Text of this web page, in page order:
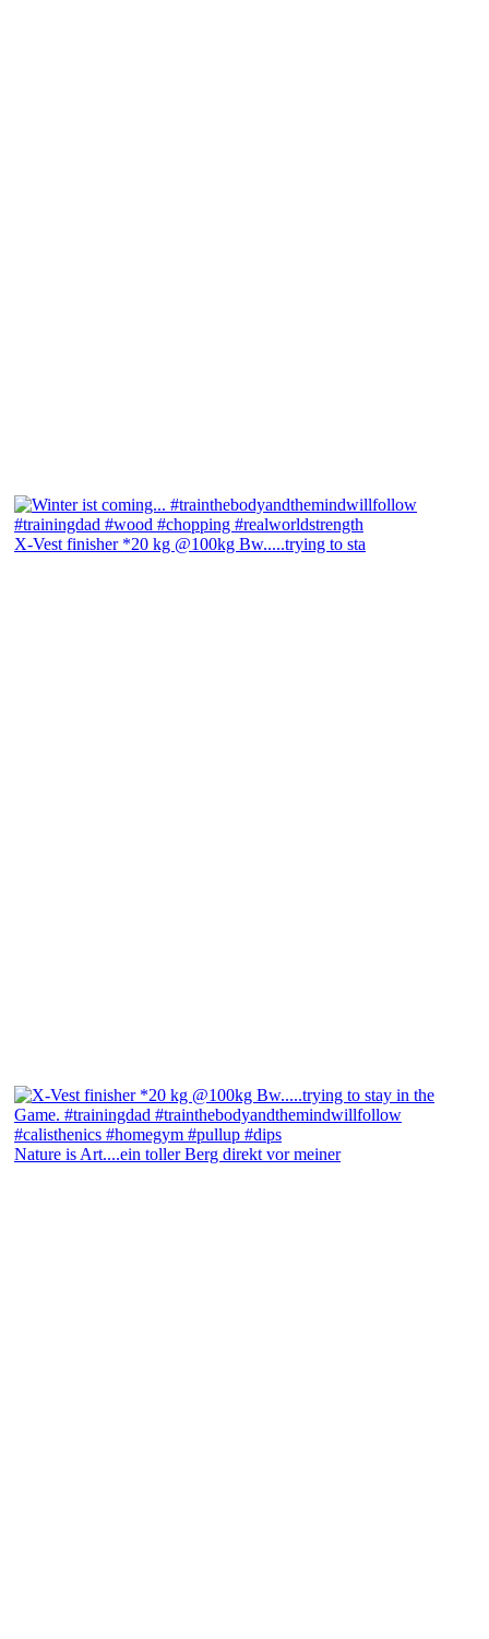
X-Vest finisher *20 kg @100kg Bw.....trying to sta
Nature is Art....ein toller Berg direkt vor meiner